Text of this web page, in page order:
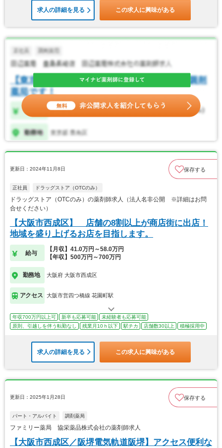
求人の詳細を見る この求人に興味がある
更新日：2024年11月8日 保存する
正社員 ドラッグストア（OTCのみ）
ドラッグストア（OTCのみ）の薬剤師求人（法人名非公開 ※詳細はお問
合せください）
【大阪市西成区】 店舗の8割以上が商店街に出店！
地域を盛り上げるお店を目指します。
給与
【月収】41.0万円～58.0万円
【年収】500万円～700万円
勤務地 大阪府 大阪市西成区
アクセス 大阪市営四つ橋線 花園町駅
年収700万円以上可 新卒も応募可能
未経験者も応募可能
原則、引越しを伴う転勤なし
残業月10ｈ以下 駅チカ 店舗数30以上 積極採用中
求人の詳細を見る この求人に興味がある
更新日：2025年1月28日 保存する
パート・アルバイト 調剤薬局
ファミリー薬局 協栄薬品株式会社の薬剤師求人
【大阪市西成区／阪堺電気軌道阪堺】アクセス便利な